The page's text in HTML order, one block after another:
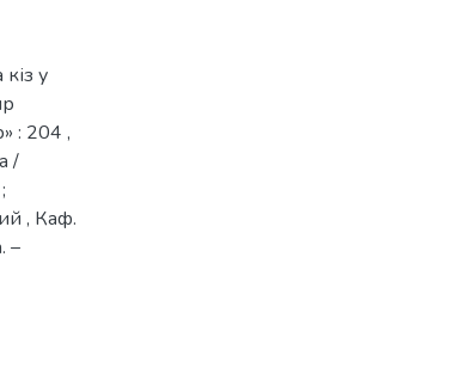
у
: 204 ,
/
, Каф.
–